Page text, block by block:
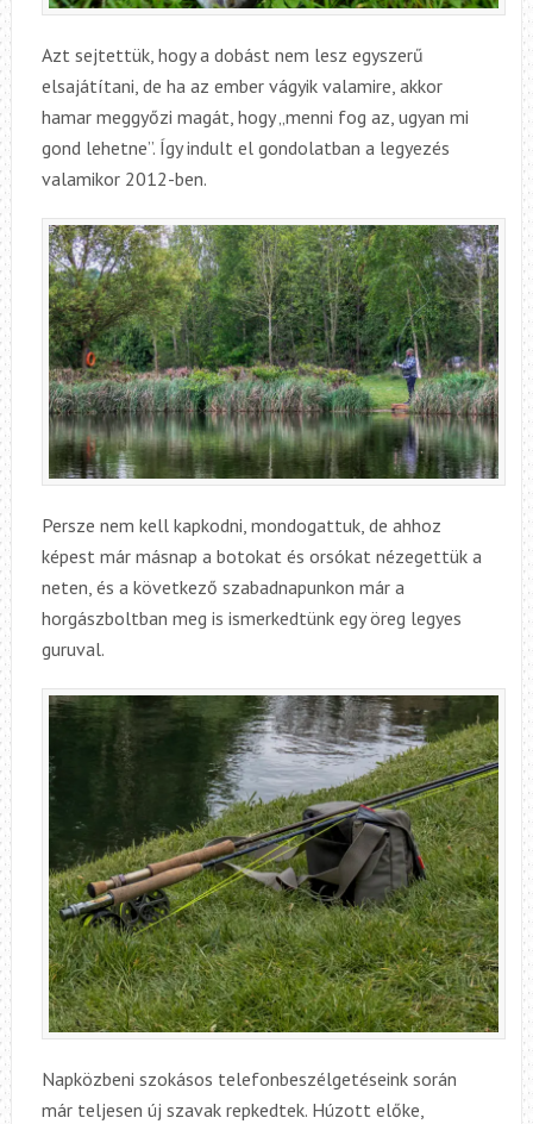
Azt sejtettük, hogy a dobást nem lesz egyszerű
elsajátítani, de ha az ember vágyik valamire, akkor
hamar meggyőzi magát, hogy „menni fog az, ugyan mi
gond lehetne”. Így indult el gondolatban a legyezés
valamikor 2012-ben.
Persze nem kell kapkodni, mondogattuk, de ahhoz
képest már másnap a botokat és orsókat nézegettük a
neten, és a következő szabadnapunkon már a
horgászboltban meg is ismerkedtünk egy öreg legyes
guruval.
Napközbeni szokásos telefonbeszélgetéseink során
már teljesen új szavak repkedtek. Húzott előke,